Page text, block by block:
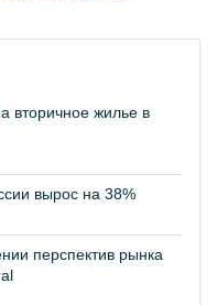
вторичное жилье в
вырос на 38%
перспектив рынка